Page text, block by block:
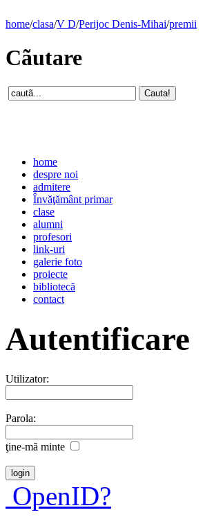
home/clasa/V D/Perijoc Denis-Mihai/premii
Cãutare
home
despre noi
admitere
Învăţământ primar
clase
alumni
profesori
link-uri
galerie foto
proiecte
bibliotecă
contact
Autentificare
Utilizator:
Parola:
ţine-mã minte
OpenID?